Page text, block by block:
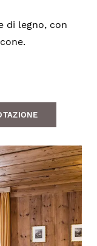
di legno, con